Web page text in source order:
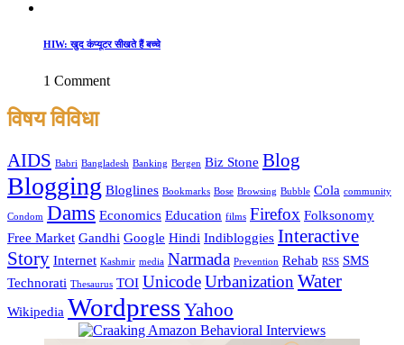
HIW: खुद कंप्यूटर सीखते हैं बच्चे
1 Comment
विषय विविधा
AIDS Babri Bangladesh Banking Bergen Biz Stone Blog
Blogging Bloglines Bookmarks Bose Browsing Bubble Cola community
Condom Dams Economics Education films Firefox Folksonomy
Free Market Gandhi Google Hindi Indibloggies Interactive
Story Internet Kashmir media Narmada Prevention Rehab RSS SMS
Technorati Thesaurus TOI UnicodeUrbanization Water
Wikipedia WordpressYahoo